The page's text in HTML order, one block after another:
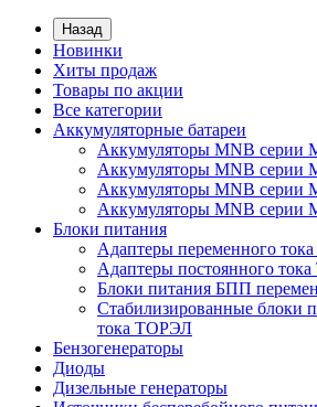
Назад
Новинки
Хиты продаж
Товары по акции
Все категории
Аккумуляторные батареи
Аккумуляторы MNB серии
Аккумуляторы MNB серии
Аккумуляторы MNB серии
Аккумуляторы MNB серии
Блоки питания
Адаптеры переменного
Адаптеры постоянного
Блоки питания БПП
Стабилизированные блоки
тока ТОРЭЛ
Бензогенераторы
Диоды
Дизельные генераторы